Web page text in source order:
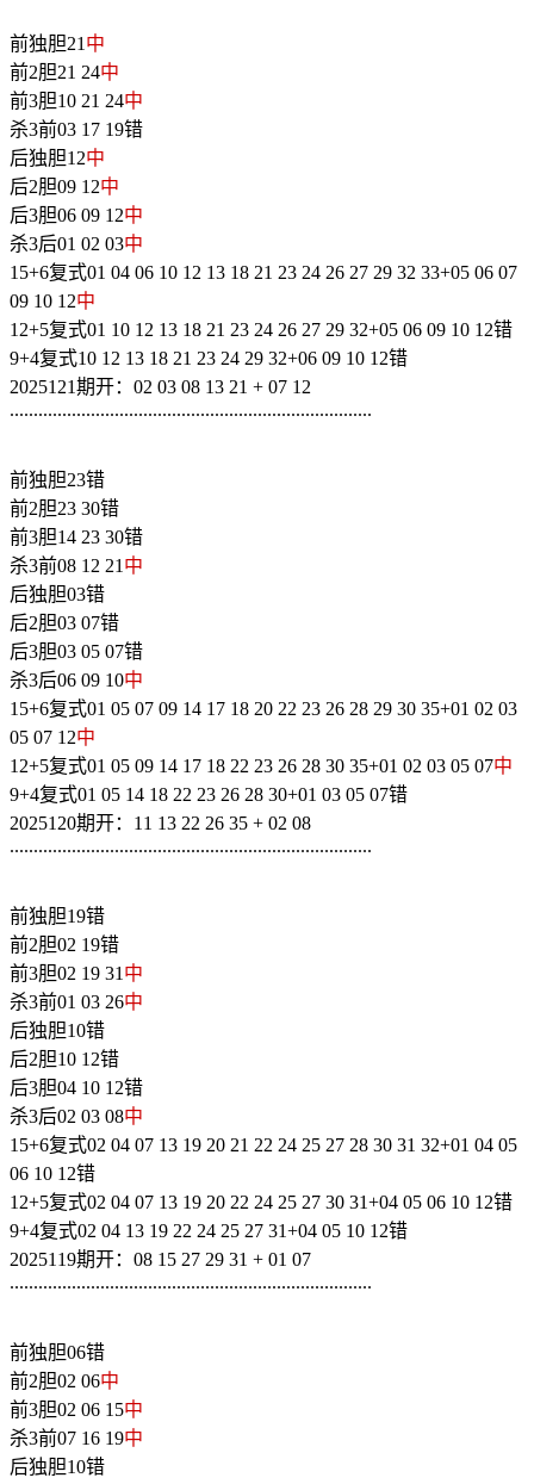
前独胆21 中
前2胆21 24中
前3胆10 21 24中
杀3前03 17 19错
后独胆12中
后2胆09 12中
后3胆06 09 12中
杀3后01 02 03中
15+6复式01 04 06 10 12 13 18 21 23 24 26 27 29 32 33+05 06 07
09 10 12中
12+5复式01 10 12 13 18 21 23 24 26 27 29 32+05 06 09 10 12错
9+4复式10 12 13 18 21 23 24 29 32+06 09 10 12错
2025121期开：02 03 08 13 21 + 07 12
............................................................................
前独胆23错
前2胆23 30错
前3胆14 23 30错
杀3前08 12 21 中
后独胆03错
后2胆03 07错
后3胆03 05 07错
杀3后06 09 10中
15+6复式01 05 07 09 14 17 18 20 22 23 26 28 29 30 35+01 02 03
05 07 12中
12+5复式01 05 09 14 17 18 22 23 26 28 30 35+01 02 03 05 07中
9+4复式01 05 14 18 22 23 26 28 30+01 03 05 07错
2025120期开：11 13 22 26 35 + 02 08
............................................................................
前独胆19错
前2胆02 19错
前3胆02 19 31 中
杀3前01 03 26中
后独胆10错
后2胆10 12错
后3胆04 10 12错
杀3后02 03 08中
15+6复式02 04 07 13 19 20 21 22 24 25 27 28 30 31 32+01 04 05
06 10 12错
12+5复式02 04 07 13 19 20 22 24 25 27 30 31+04 05 06 10 12错
9+4复式02 04 13 19 22 24 25 27 31+04 05 10 12错
2025119期开：08 15 27 29 31 + 01 07
............................................................................
前独胆06错
前2胆02 06中
前3胆02 06 15中
杀3前07 16 19中
后独胆10错